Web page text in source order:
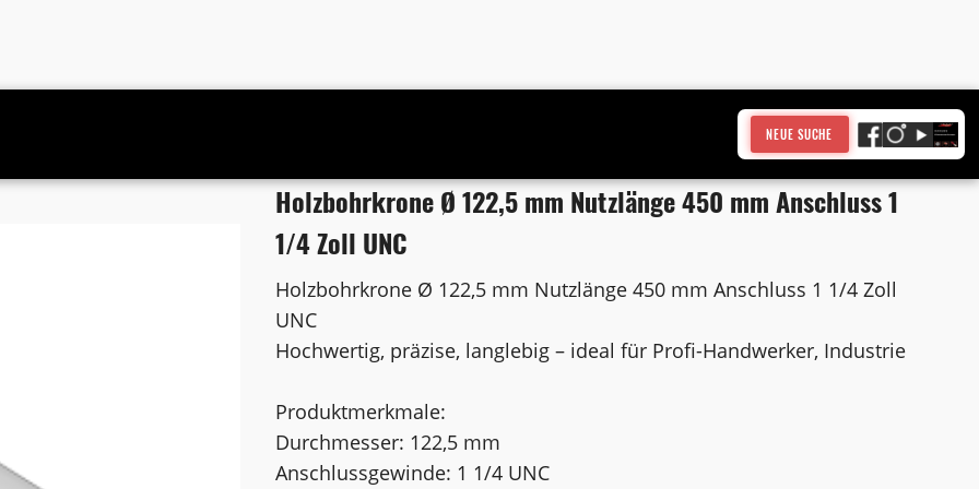
NEUE SUCHE
Anschluss 1 1/4 Zoll UNC
Holzbohrkrone Ø 122,5 mm Nutzlänge 450 mm Anschluss 1
1/4 Zoll UNC
Holzbohrkrone Ø 122,5 mm Nutzlänge 450 mm Anschluss 1 1/4 Zoll
UNC
Hochwertig, präzise, langlebig – ideal für Profi-Handwerker, Industrie
Produktmerkmale:
Durchmesser: 122,5 mm
Anschlussgewinde: 1 1/4 UNC